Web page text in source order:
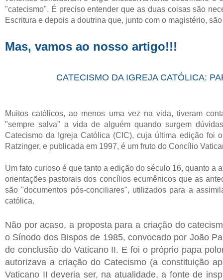
"catecismo". É preciso entender que as duas coisas são
Escritura e depois a doutrina que, junto com o magistério,
Mas, vamos ao nosso artigo!!!
CATECISMO DA IGREJA CATÓLICA:
Muitos católicos, ao menos uma vez na vida, tiveram
"sempre salva" a vida de alguém quando surgem
Catecismo da Igreja Católica (CIC), cuja última edição foi
Ratzinger, e publicada em 1997, é um fruto do Concílio
Um fato curioso é que tanto a edição do século 16, quanto a
orientações pastorais dos concílios ecumênicos que as
são "documentos pós-conciliares", utilizados para a
católica.
Não por acaso, a proposta para a criação do
o Sínodo dos Bispos de 1985, convocado por João
de conclusão do Vaticano II. E foi o próprio papa
autorizava a criação do Catecismo (a constituição
Vaticano II deveria ser, na atualidade, a fonte de